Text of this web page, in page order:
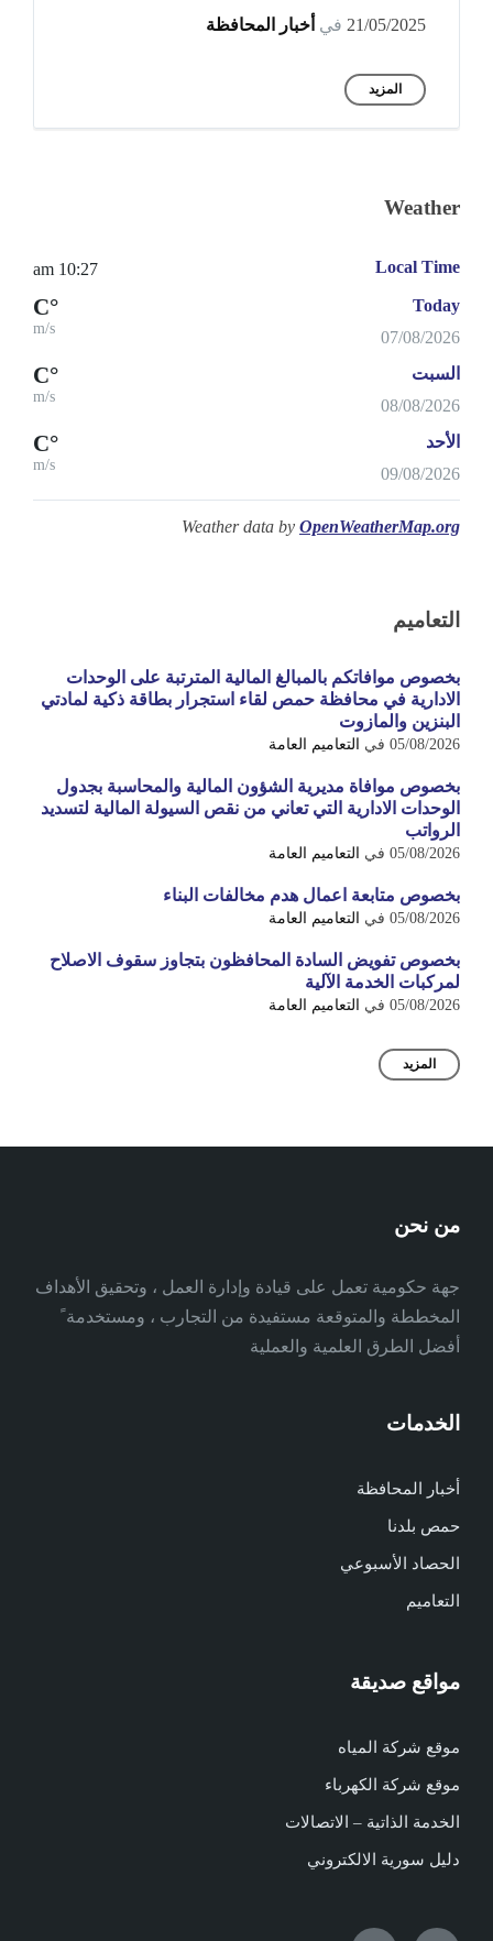
21/05/2025 في أخبار المحافظة
المزيد
Weather
Local Time
10:27 am
Today
07/08/2026
°C
m/s
السبت
08/08/2026
°C
m/s
الأحد
09/08/2026
°C
m/s
Weather data by OpenWeatherMap.org
التعاميم
بخصوص موافاتكم بالمبالغ المالية المترتبة على الوحدات
الادارية في محافظة حمص لقاء استجرار بطاقة ذكية لمادتي
البنزين والمازوت
05/08/2026 في التعاميم العامة
بخصوص موافاة مديرية الشؤون المالية والمحاسبة بجدول
الوحدات الادارية التي تعاني من نقص السيولة المالية لتسديد
الرواتب
05/08/2026 في التعاميم العامة
بخصوص متابعة اعمال هدم مخالفات البناء
05/08/2026 في التعاميم العامة
بخصوص تفويض السادة المحافظون بتجاوز سقوف الاصلاح
لمركبات الخدمة الآلية
05/08/2026 في التعاميم العامة
المزيد
من نحن
جهة حكومية تعمل على قيادة وإدارة العمل ، وتحقيق الأهداف
المخططة والمتوقعة مستفيدة من التجارب ، ومستخدمة ً
أفضل الطرق العلمية والعملية
الخدمات
أخبار المحافظة
حمص بلدنا
الحصاد الأسبوعي
التعاميم
مواقع صديقة
موقع شركة المياه
موقع شركة الكهرباء
الخدمة الذاتية – الاتصالات
دليل سورية الالكتروني